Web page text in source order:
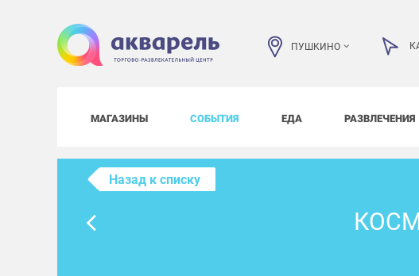
ПУШКИНО
МАГАЗИНЫ СОБЫТИЯ ЕДА РАЗВЛЕЧЕНИЯ
Назад к списку